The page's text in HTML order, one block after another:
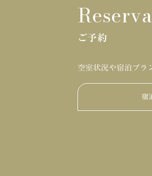
ご予約
空室状況や宿泊プラ
宿